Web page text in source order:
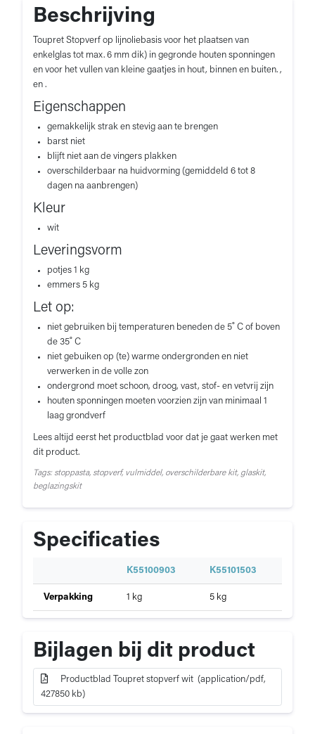
Beschrijving
Toupret Stopverf op lijnoliebasis voor het plaatsen van
enkelglas tot max. 6 mm dik) in gegronde houten sponningen
en voor het vullen van kleine gaatjes in hout, binnen en buiten. ,
en .
Eigenschappen
gemakkelijk strak en stevig aan te brengen
barst niet
blijft niet aan de vingers plakken
overschilderbaar na huidvorming (gemiddeld 6 tot 8
dagen na aanbrengen)
Kleur
wit
Leveringsvorm
potjes 1 kg
emmers 5 kg
Let op:
niet gebruiken bij temperaturen beneden de 5˚ C of boven
de 35˚ C
niet gebuiken op (te) warme ondergronden en niet
verwerken in de volle zon
ondergrond moet schoon, droog, vast, stof- en vetvrij zijn
houten sponningen moeten voorzien zijn van minimaal 1
laag grondverf
Lees altijd eerst het productblad voor dat je gaat werken met
dit product.
Tags: stoppasta, stopverf, vulmiddel, overschilderbare kit, glaskit,
beglazingskit
Specificaties
Toupret
wit
p
e
c
f
i
c
K55100903 K55101503
Verpakking 1 kg 5 kg
Bijlagen bij dit product
Productblad Toupret stopverf wit (application/pdf,
427850 kb)